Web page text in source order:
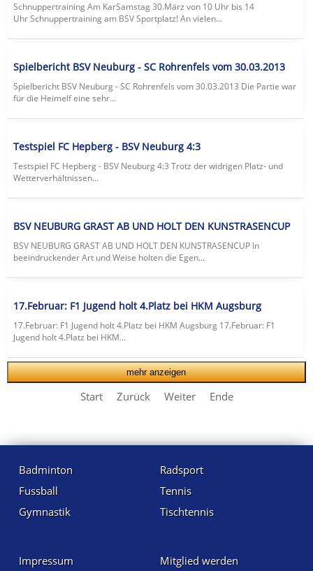
Schnuppertraining Am KarSamstag 30.März von 10 Uhr bis 14
Uhr Schnuppertraining am BSV Sportplatz! An vielen...
Spielbericht BSV Neuburg - SC Rohrenfels vom 30.03.2013
Spielbericht BSV Neuburg - SC Rohrenfels vom 30.03.2013 Die Partie war
für die Heimelf eine sehr...
Testspiel FC Hepberg - BSV Neuburg 4:3
Testspiel FC Hepberg - BSV Neuburg 4:3 Trotz der widrigen Platz- und
Wetterverhältnissen...
BSV NEUBURG GRAST AB UND HOLT DEN KUNSTRASENCUP
BSV NEUBURG GRAST AB UND HOLT DEN KUNSTRASENCUP In
beeindruckender Art und Weise holten die Egen...
17.Februar: F1 Jugend holt 4.Platz bei HKM Augsburg
17.Februar: F1 Jugend holt 4.Platz bei HKM Augsburg 17.Februar: F1
Jugend holt 4.Platz bei HKM...
mehr anzeigen
Start Zurück Weiter Ende
Badminton
Fussball
Gymnastik
Radsport
Tennis
Tischtennis
Impressum Mitglied werden